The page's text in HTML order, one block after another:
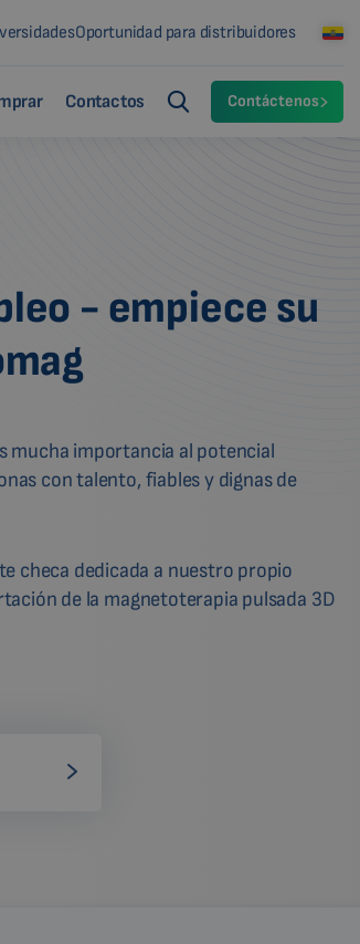
Oportunidad para distribuidores
Contactos Contáctenos
- empiece su
mucha importancia al potencial
con talento, fiables y dignas de
checa dedicada a nuestro propio
de la magnetoterapia pulsada 3D